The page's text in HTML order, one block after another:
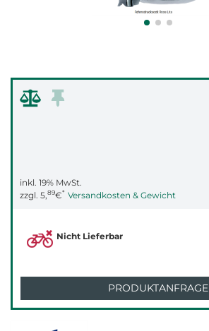
inkl. 19% MwSt.
zzgl. 5,89€* Versandkosten & Gewicht
Nicht Lieferbar
PRODUKTANFRAGE